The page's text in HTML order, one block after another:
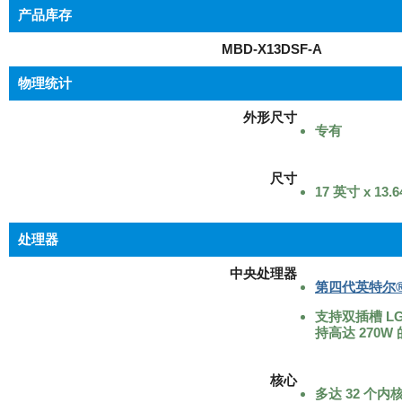
产品库存
MBD-X13DSF-A
物理统计
外形尺寸
专有
尺寸
17 英寸 x
处理器
中央处理器
第四代英特尔
支持双插槽
持高达 270W
核心
多达 32 个内